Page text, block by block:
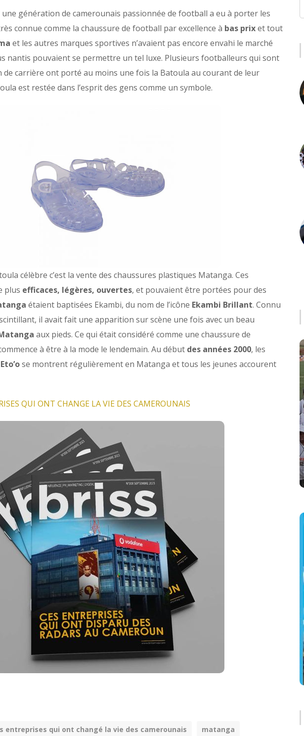
génération de camerounais passionnée de football a eu à porter les
connue comme la chaussure de football par excellence à bas prixet tout
et les autres marques sportives n’avaient pas encore envahi le marché
nantis pouvaient se permettre un tel luxe. Plusieurs footballeurs qui sont
de carrière ont porté au moins une fois la Batoula au courant de leur
est restée dans l’esprit des gens comme un symbole.
célèbre c’est la vente des chaussures plastiques Matanga. Ces
plus efficaces, légères, ouvertes, et pouvaient être portées pour des
étaient baptisées Ekambi, du nom de l’icône Ekambi Brillant. Connu
il avait fait une apparition sur scène une fois avec un beau
aux pieds. Ce qui était considéré comme une chaussure de
à être à la mode le lendemain. Au début des années 2000, les
Eto’ose montrent régulièrement en Matanga et tous les jeunes accourent
QUI ONT CHANGE LA VIE DES CAMEROUNAIS
entreprises qui ont changé la vie des camerounais matanga
2026 : quand Houston
devient une scène
business pour l’Afrique
Actualités Culture
Influence & PR
L'Analyse Briss